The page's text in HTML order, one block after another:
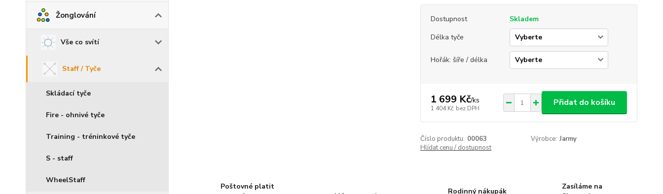
Žonglování
Vše co svítí
Staff / Tyče
Skládací tyče
Fire - ohnivé tyče
Training - tréninkové tyče
S - staff
WheelStaff
Dostupnost
Skladem
Délka tyče
Hořák: šíře / délka
1 699 Kč/ks
1 404 Kč bez DPH
Přidat do košíku
Číslo produktu: 00063 Výrobce: Jarmy
Hlídat cenu / dostupnost
Poštovné platit
Rodinný nákupák
Zasíláme na